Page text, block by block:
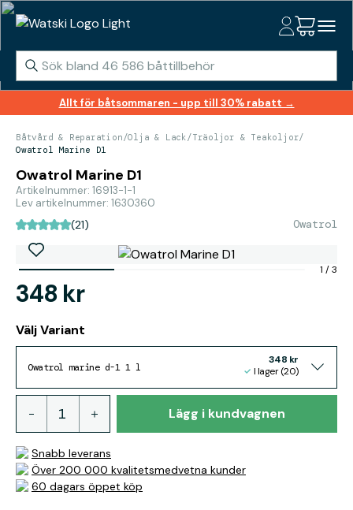
Allt för båtsommaren - upp till 30% rabatt →
Båtvård & Reparation/Olja & Lack/Träoljor & Teakoljor/
Owatrol Marine D1
Owatrol Marine D1
Artikelnummer: 16913-1-1
Lev artikelnummer: 1630360
(21) Owatrol
1 /3
348 kr
Välj Variant
Owatrol marine d-1 1 l
348 kr
I lager (20)
Lägg i kundvagnen
Snabb leverans
Över 200 000 kvalitetsmedvetna kunder
60 dagars öppet köp